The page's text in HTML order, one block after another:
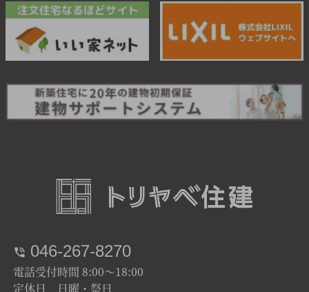
046-267-8270
電話受付時間 8:00～18:00
定休日 日曜・祭日